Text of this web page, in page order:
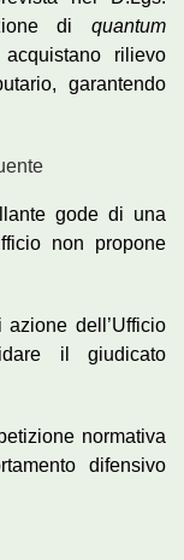
di quantum
acquistano rilievo
garantendo
gode di una
non propone
azione dell’Ufficio
il giudicato
normativa
difensivo